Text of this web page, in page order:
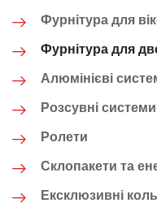
Фурнітура для
Фурнітура для
Алюмінієві
Розсувні системи
Ролети
Склопакети та
Ексклюзивні